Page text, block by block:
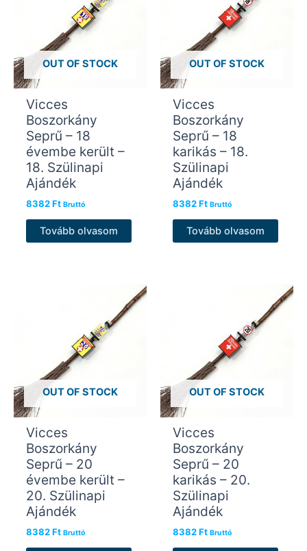
OUT OF STOCK
Vicces
Boszorkány
Seprű – 18
évembe került –
18. Szülinapi
Ajándék
8382Ft Bruttó
Tovább olvasom
OUT OF STOCK
Vicces
Boszorkány
Seprű – 18
karikás – 18.
Szülinapi
Ajándék
8382Ft Bruttó
Tovább olvasom
OUT OF STOCK
Vicces
Boszorkány
Seprű – 20
évembe került –
20. Szülinapi
Ajándék
8382Ft Bruttó
OUT OF STOCK
Vicces
Boszorkány
Seprű – 20
karikás – 20.
Szülinapi
Ajándék
8382Ft Bruttó